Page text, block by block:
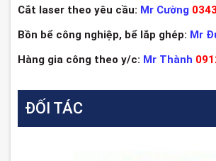
Cắt laser theo yêu cầu: Mr Cường
Bồn bể công nghiệp, bể lắp ghép: Mr
Hàng gia công theo y/c: Mr Thành
ĐỐI TÁC